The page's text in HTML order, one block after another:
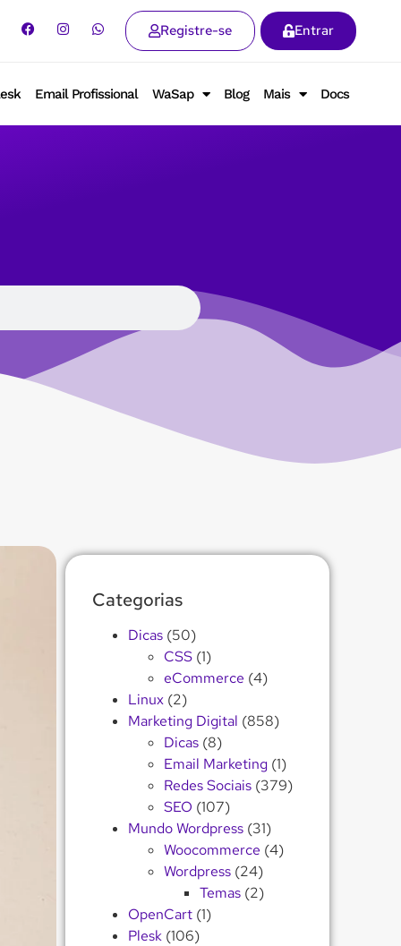
Registre-se Entrar
Email Profissional WaSap Blog Mais Docs
Categorias
Dicas (50)
CSS (1)
eCommerce (4)
Linux (2)
Marketing Digital (858)
Dicas (8)
Email Marketing (1)
Redes Sociais (379)
SEO (107)
Mundo Wordpress (31)
Woocommerce (4)
Wordpress (24)
Temas (2)
OpenCart (1)
Plesk (106)